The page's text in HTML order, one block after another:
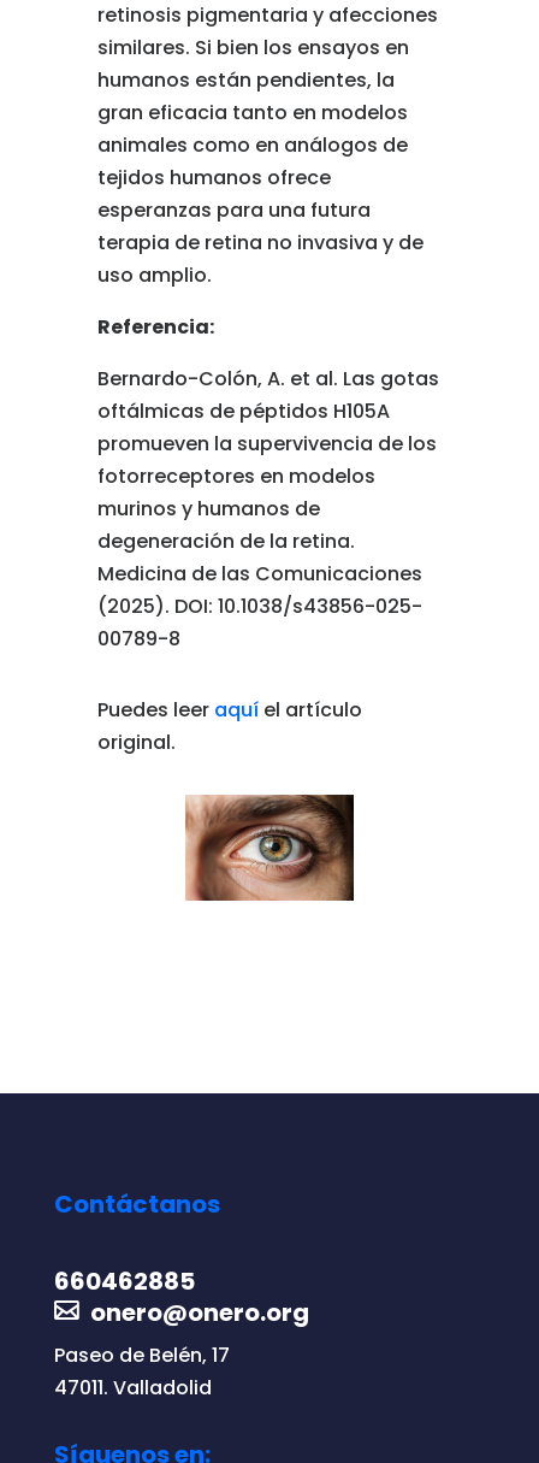
retinosis pigmentaria y afecciones
similares. Si bien los ensayos en
humanos están pendientes, la
gran eficacia tanto en modelos
animales como en análogos de
tejidos humanos ofrece
esperanzas para una futura
terapia de retina no invasiva y de
uso amplio.
Referencia:
Bernardo-Colón, A. et al. Las gotas
oftálmicas de péptidos H105A
promueven la supervivencia de los
fotorreceptores en modelos
murinos y humanos de
degeneración de la retina.
Medicina de las Comunicaciones
(2025). DOI: 10.1038/s43856-025-
00789-8
Puedes leer aquíel artículo
original.
Contáctanos
660462885
onero@onero.org
Paseo de Belén, 17
47011. Valladolid
Síguenos en: